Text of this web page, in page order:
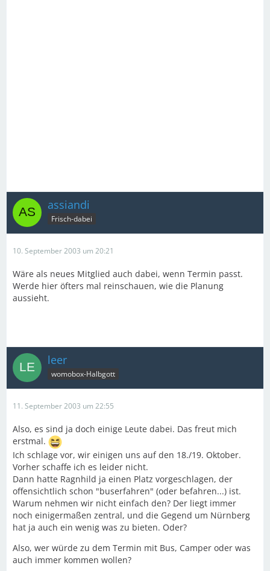
assiandi
Frisch-dabei
10. September 2003 um 20:21
Wäre als neues Mitglied auch dabei, wenn Termin passt.
Werde hier öfters mal reinschauen, wie die Planung
aussieht.
leer
womobox-Halbgott
11. September 2003 um 22:55
Also, es sind ja doch einige Leute dabei. Das freut mich
erstmal.
Ich schlage vor, wir einigen uns auf den 18./19. Oktober.
Vorher schaffe ich es leider nicht.
Dann hatte Ragnhild ja einen Platz vorgeschlagen, der
offensichtlich schon "buserfahren" (oder befahren...) ist.
Warum nehmen wir nicht einfach den? Der liegt immer
noch einigermaßen zentral, und die Gegend um Nürnberg
hat ja auch ein wenig was zu bieten. Oder?
Also, wer würde zu dem Termin mit Bus, Camper oder was
auch immer kommen wollen?